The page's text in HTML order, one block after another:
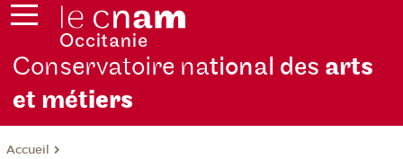
Conservatoire national des arts
et métiers
Accueil